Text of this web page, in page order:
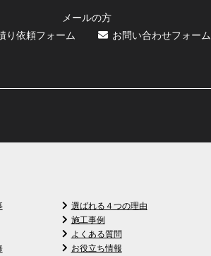
メールの方
り依頼フォーム
お問い合わせフォーム
選ばれる４つの理由
施工事例
よくある質問
お役立ち情報